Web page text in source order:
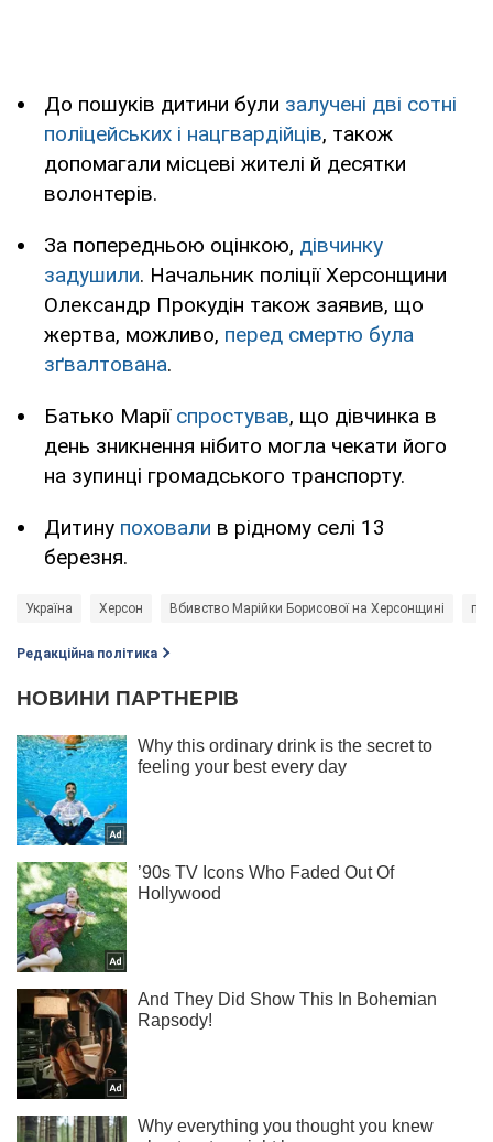
До пошуків дитини були залучені дві сотні
поліцейських і нацгвардійців, також
допомагали місцеві жителі й десятки
волонтерів.
За попередньою оцінкою, дівчинку
задушили. Начальник поліції Херсонщини
Олександр Прокудін також заявив, що
жертва, можливо, перед смертю була
зґвалтована.
Батько Марії спростував, що дівчинка в
день зникнення нібито могла чекати його
на зупинці громадського транспорту.
Дитину поховали в рідному селі 13
березня.
Україна Херсон Вбивство Марійки Борисової на Херсонщині
Редакційна політика